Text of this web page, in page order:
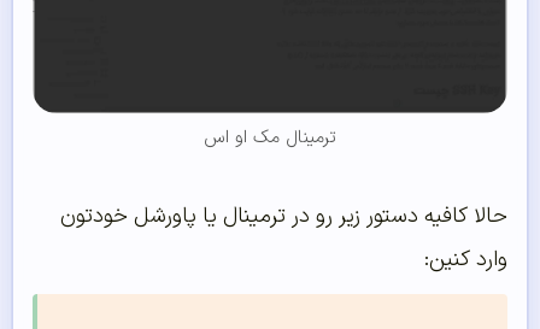
ترمینال مک او اس
حالا کافیه دستور زیر رو در ترمینال یا پاورشل خودتون
وارد کنین: